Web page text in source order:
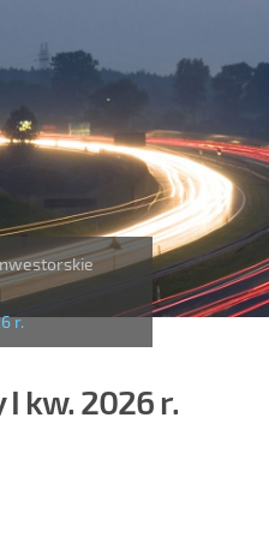
r.
kw. 2026 r.